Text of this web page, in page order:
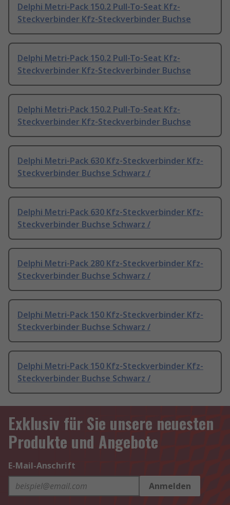
Delphi Metri-Pack 150.2 Pull-To-Seat Kfz-
Steckverbinder Kfz-Steckverbinder Buchse
Delphi Metri-Pack 150.2 Pull-To-Seat Kfz-
Steckverbinder Kfz-Steckverbinder Buchse
Delphi Metri-Pack 150.2 Pull-To-Seat Kfz-
Steckverbinder Kfz-Steckverbinder Buchse
Delphi Metri-Pack 630 Kfz-Steckverbinder Kfz-
Steckverbinder Buchse Schwarz /
Delphi Metri-Pack 630 Kfz-Steckverbinder Kfz-
Steckverbinder Buchse Schwarz /
Delphi Metri-Pack 280 Kfz-Steckverbinder Kfz-
Steckverbinder Buchse Schwarz /
Delphi Metri-Pack 150 Kfz-Steckverbinder Kfz-
Steckverbinder Buchse Schwarz /
Delphi Metri-Pack 150 Kfz-Steckverbinder Kfz-
Steckverbinder Buchse Schwarz /
Exklusiv für Sie unsere neuesten
Produkte und Angebote
E-Mail-Anschrift
Anmelden